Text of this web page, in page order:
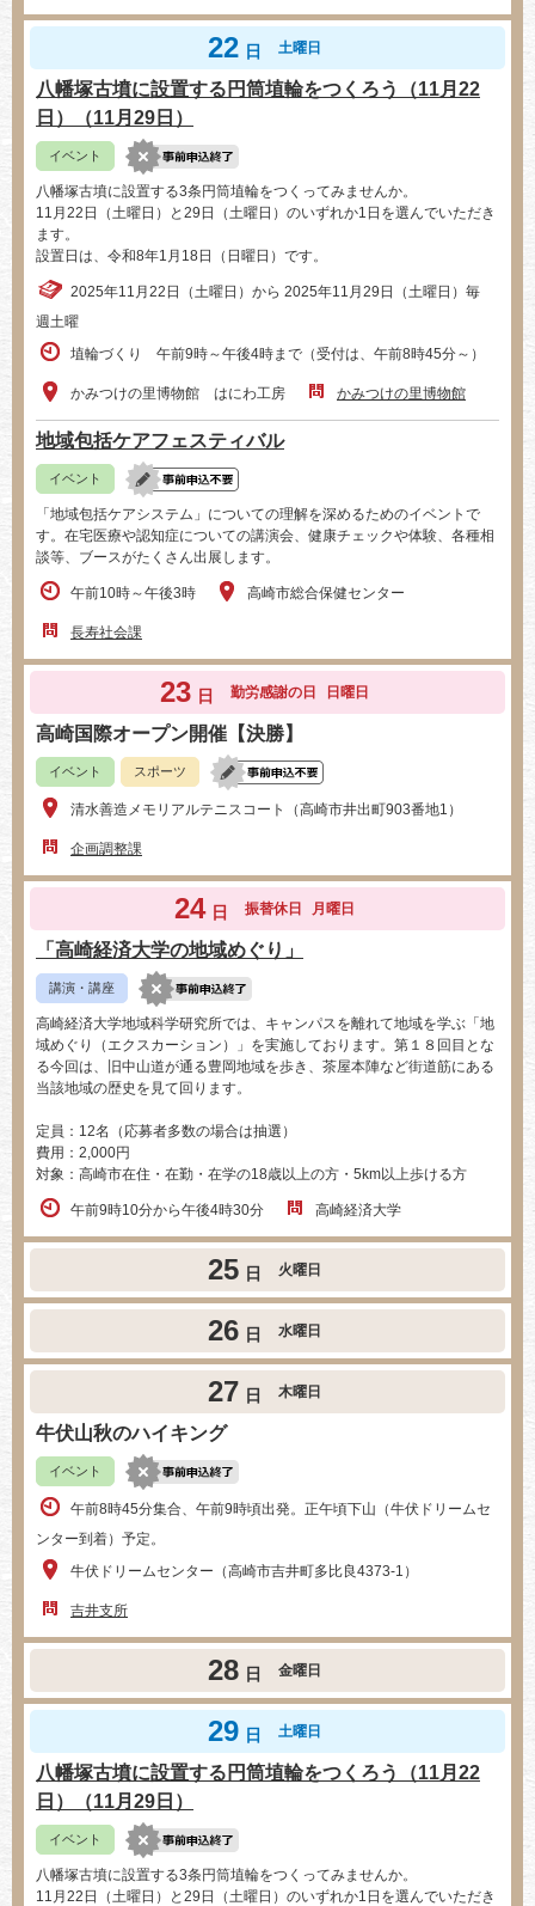
22 日 土曜日
八幡塚古墳に設置する円筒埴輪をつくろう（11月22
日）（11月29日）
イベント
八幡塚古墳に設置する3条円筒埴輪をつくってみませんか。
11月22日（土曜日）と29日（土曜日）のいずれか1日を選んでいただき
ます。
設置日は、令和8年1月18日（日曜日）です。
2025年11月22日（土曜日）から 2025年11月29日（土曜日）毎
週土曜
埴輪づくり 午前9時～午後4時まで（受付は、午前8時45分～）
かみつけの里博物館 はにわ工房 かみつけの里博物館
地域包括ケアフェスティバル
イベント
「地域包括ケアシステム」についての理解を深めるためのイベントで
す。在宅医療や認知症についての講演会、健康チェックや体験、各種相
談等、ブースがたくさん出展します。
午前10時～午後3時 高崎市総合保健センター
長寿社会課
23 日 勤労感謝の日 日曜日
高崎国際オープン開催【決勝】
イベント スポーツ
清水善造メモリアルテニスコート（高崎市井出町903番地1）
企画調整課
24 日 振替休日 月曜日
「高崎経済大学の地域めぐり」
講演・講座
高崎経済大学地域科学研究所では、キャンパスを離れて地域を学ぶ「地
域めぐり（エクスカーション）」を実施しております。第１８回目とな
る今回は、旧中山道が通る豊岡地域を歩き、茶屋本陣など街道筋にある
当該地域の歴史を見て回ります。
定員：12名（応募者多数の場合は抽選）
費用：2,000円
対象：高崎市在住・在勤・在学の18歳以上の方・5km以上歩ける方
午前9時10分から午後4時30分 高崎経済大学
25 日 火曜日
26 日 水曜日
27 日 木曜日
牛伏山秋のハイキング
イベント
午前8時45分集合、午前9時頃出発。正午頃下山（牛伏ドリームセ
ンター到着）予定。
牛伏ドリームセンター（高崎市吉井町多比良4373-1）
吉井支所
28 日 金曜日
29 日 土曜日
八幡塚古墳に設置する円筒埴輪をつくろう（11月22
日）（11月29日）
イベント
八幡塚古墳に設置する3条円筒埴輪をつくってみませんか。
11月22日（土曜日）と29日（土曜日）のいずれか1日を選んでいただき